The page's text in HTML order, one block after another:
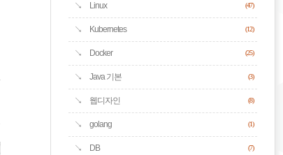
Linux (47)
Kubernetes (12)
Docker (25)
Java 기본 (3)
웹디자인 (8)
golang (1)
DB (7)